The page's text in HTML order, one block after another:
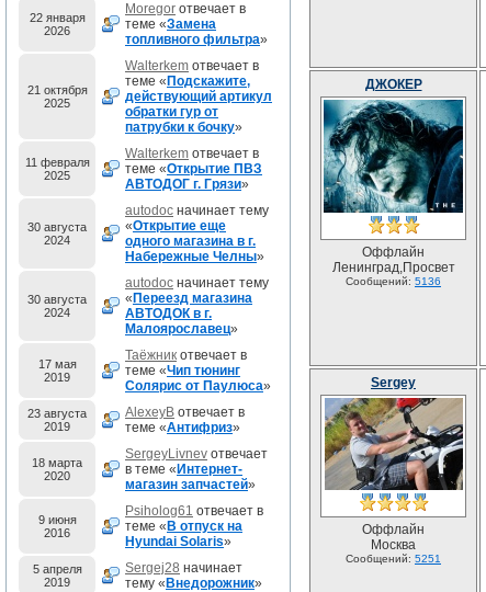
22 января
2026
Moregor отвечает в
теме «Замена
топливного фильтра»
21 октября
2025
Walterkem отвечает в
теме « Подскажите,
действующий артикул
обратки гур от
патрубки к бочку»
11 февраля
2025
Walterkem отвечает в
теме «Открытие ПВЗ
АВТОДОГ г. Грязи»
30 августа
2024
autodoc начинает тему
«Открытие еще
одного магазина в г.
Набережные Челны»
30 августа
2024
autodoc начинает тему
« Переезд магазина
АВТОДОК в г.
Малоярославец»
17 мая
2019
Таёжник отвечает в
теме «Чип тюнинг
Солярис от Паулюса»
23 августа
2019
AlexeyB отвечает в
теме «Антифриз»
18 марта
2020
SergeyLivnev отвечает
в теме « Интернет-
магазин запчастей»
9 июня
2016
Psiholog61 отвечает в
теме « В отпуск на
Hyundai Solaris»
5 апреля
2019
Sergej28 начинает
тему « Внедорожник»
ДЖОКЕР
Оффлайн
Ленинград,Просвет
Сообщений: 5136
Sergey
Оффлайн
Москва
Сообщений: 5251